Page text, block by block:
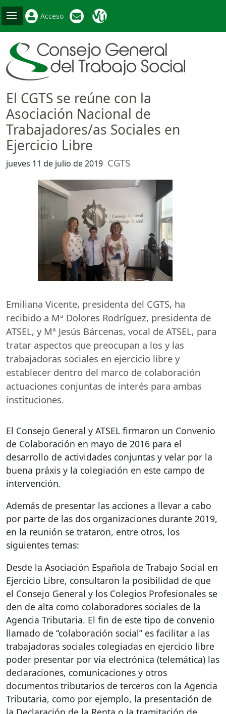
Acceso
El CGTS se reúne con la
Asociación Nacional de
Trabajadores/as Sociales en
Ejercicio Libre
jueves 11 de julio de 2019 CGTS
Emiliana Vicente, presidenta del CGTS, ha
recibido a Mª Dolores Rodríguez, presidenta de
ATSEL, y Mª Jesús Bárcenas, vocal de ATSEL, para
tratar aspectos que preocupan a los y las
trabajadoras sociales en ejercicio libre y
establecer dentro del marco de colaboración
actuaciones conjuntas de interés para ambas
instituciones.
El Consejo General y ATSEL firmaron un Convenio
de Colaboración en mayo de 2016 para el
desarrollo de actividades conjuntas y velar por la
buena práxis y la colegiación en este campo de
intervención.
Además de presentar las acciones a llevar a cabo
por parte de las dos organizaciones durante 2019,
en la reunión se trataron, entre otros, los
siguientes temas:
Desde la Asociación Española de Trabajo Social en
Ejercicio Libre, consultaron la posibilidad de que
el Consejo General y los Colegios Profesionales se
den de alta como colaboradores sociales de la
Agencia Tributaria. El fin de este tipo de convenio
llamado de “colaboración social” es facilitar a las
trabajadoras sociales colegiadas en ejercicio libre
poder presentar por vía electrónica (telemática) las
declaraciones, comunicaciones y otros
documentos tributarios de terceros con la Agencia
Tributaria, como por ejemplo, la presentación de